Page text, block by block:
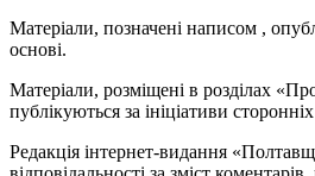
Матеріали, позначені написом ,
основі.
Матеріали, розміщені в розділах
публікуються за ініціативи
Редакція інтернет-видання